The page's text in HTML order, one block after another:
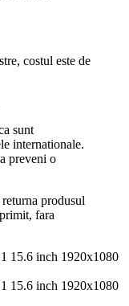
costul este de
sunt
internationale.
preveni o
produsul
fara